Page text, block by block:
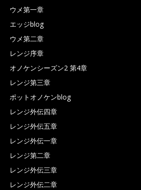
ウメ第一章
エッジblog
ウメ第二章
レンジ序章
オノケンシーズン2 第4章
レンジ第三章
ポットオノケンblog
レンジ外伝四章
レンジ外伝五章
レンジ外伝一章
レンジ第二章
レンジ外伝三章
レンジ外伝二章